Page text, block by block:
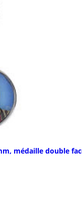
médaille double